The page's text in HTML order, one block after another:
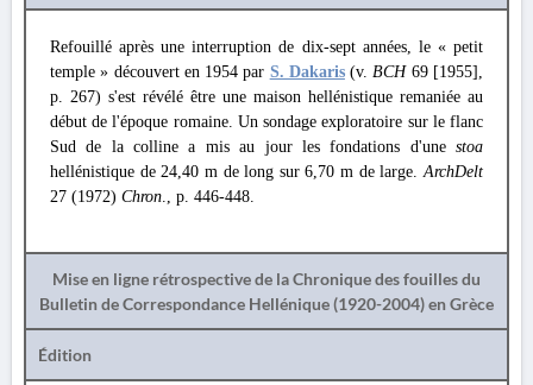
Refouillé après une interruption de dix-sept années, le « petit
temple » découvert en 1954 par S. Dakaris(v.BCH 69 [1955],
p. 267) s'est révélé être une maison hellénistique remaniée au
début de l'époque romaine. Un sondage exploratoire sur le flanc
Sud de la colline a mis au jour les fondations d'une stoa
hellénistique de 24,40 m de long sur 6,70 m de large.ArchDelt
27 (1972) Chron., p. 446-448.
Mise en ligne rétrospective de la Chronique des fouilles du
Bulletin de Correspondance Hellénique (1920-2004) en Grèce
Édition